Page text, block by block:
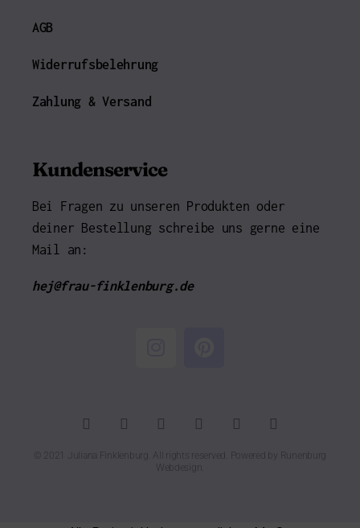
AGB
Widerrufsbelehrung
Zahlung & Versand
Kundenservice
Bei Fragen zu unseren Produkten oder
deiner Bestellung schreibe uns gerne eine
Mail an:
hej@frau-finklenburg.de
© 2021 Juliana Finklenburg. All rights reserved. Powered by
Runenburg
Webdesign